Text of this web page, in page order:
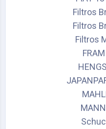
Filtros
Filtros
Filtros